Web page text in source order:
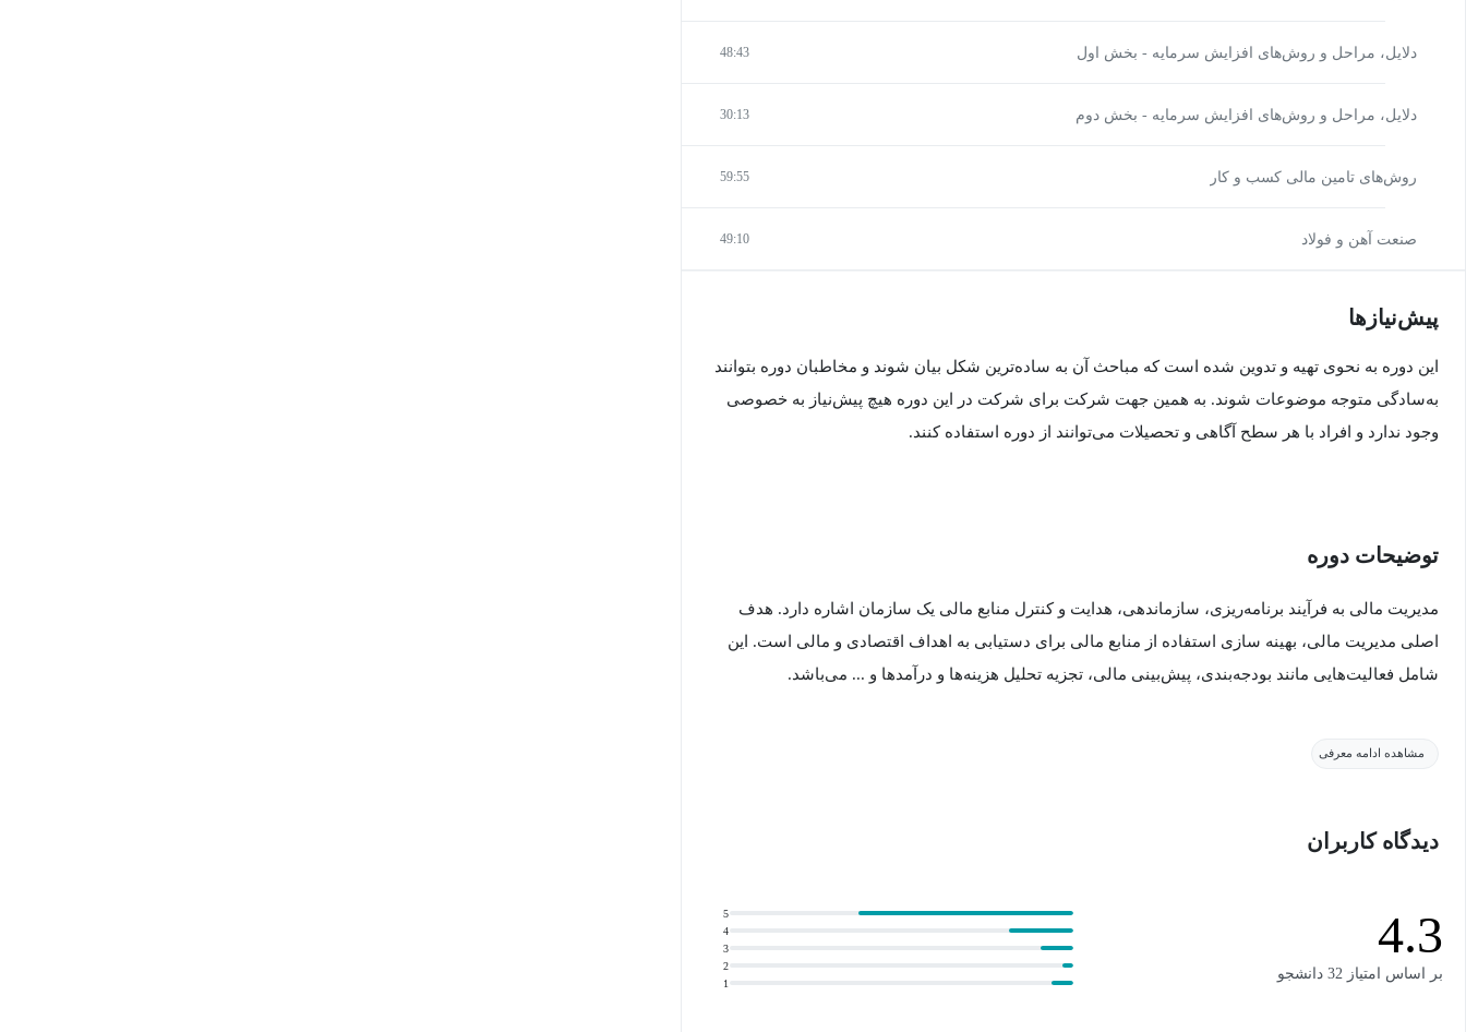
دلایل، مراحل و روش‌های افزایش سرمایه - بخش اول 48:43
دلایل، مراحل و روش‌های افزایش سرمایه - بخش دوم 30:13
روش‌های تامین مالی کسب و کار 59:55
صنعت آهن و فولاد 49:10
پیش‌نیاز‌ها
این دوره به نحوی تهیه و تدوین شده است که مباحث آن به ساده‌ترین شکل بیان شوند و مخاطبان دوره بتوانند
به‌سادگی متوجه موضوعات شوند. به همین جهت شرکت برای شرکت در این دوره هیچ پیش‌نیاز به خصوصی
وجود ندارد و افراد با هر سطح آگاهی و تحصیلات می‌توانند از دوره استفاده کنند.
توضیحات دوره
مدیریت مالی به فرآیند برنامه‌ریزی، سازماندهی، هدایت و کنترل منابع مالی یک سازمان اشاره دارد. هدف
اصلی مدیریت مالی، بهینه سازی استفاده از منابع مالی برای دستیابی به اهداف اقتصادی و مالی است. این
شامل فعالیت‌هایی مانند بودجه‌بندی، پیش‌بینی مالی، تجزیه تحلیل هزینه‌ها و درآمدها و ... می‌باشد.
این دوره که در مقطع کارشناسی دانشکده اقتصاد دانشگاه تهران برگزار شده است، با هدف ارائه دانش عمیق
این دوره با دعوت از مدیران برجسته مالی و ارائه فعالیت‌های عملی مانند تحلیل صورت‌های مالی شرکت‌ها و
پیش‌بینی صورت‌های مالی در اکسل نیز، شرایط را جهت آشنایی بیشتر دانشجویان با بازار کار، فراهم کرده
مشاهده ادامه معرفی
دیدگاه کاربران
4.3
بر اساس امتیاز 32 دانشجو
1
2
3
4
5